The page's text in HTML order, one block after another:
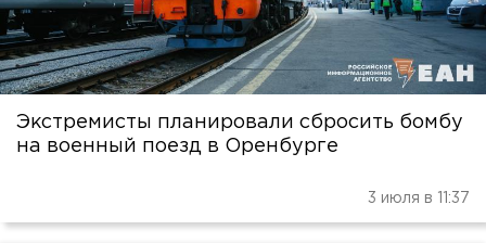
Экстремисты планировали сбросить бомбу
на военный поезд в Оренбурге
3 июля в 11:37